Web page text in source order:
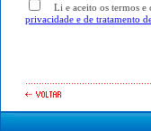
Li e aceito os termos e
privacidade e de tratamento